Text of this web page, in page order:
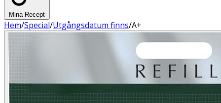
Mina Recept
Hem/Special/Utgångsdatum finns/A+